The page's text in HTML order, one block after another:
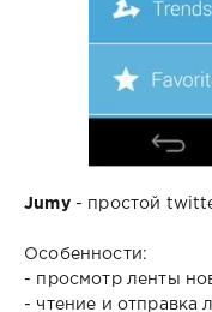
Jumy- простой
Особенности:
- просмотр ленты
- чтение и